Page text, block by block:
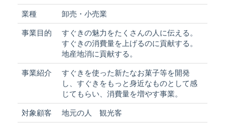
業種 卸売・小売業
事業目的
すぐきの魅力をたくさんの人に伝える。
すぐきの消費量を上げるのに貢献する。
地産地消に貢献する。
事業紹介
すぐきを使った新たなお菓子等を開発
し、すぐきをもっと身近なものとして感
じてもらい、消費量を増やす事業。
対象顧客 地元の人 観光客